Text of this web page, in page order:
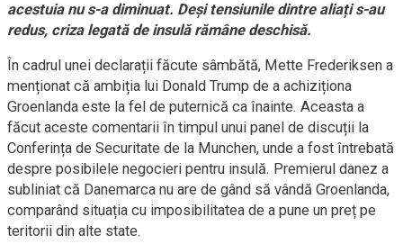
acestuia nu s-a diminuat. Deși tensiunile dintre aliați s-au
redus, criza legată de insulă rămâne deschisă.
În cadrul unei declarații făcute sâmbătă, Mette Frederiksen a
menționat că ambiția lui Donald Trump de a achiziționa
Groenlanda este la fel de puternică ca înainte. Aceasta a
făcut aceste comentarii în timpul unui panel de discuții la
Conferința de Securitate de la Munchen, unde a fost întrebată
despre posibilele negocieri pentru insulă. Premierul danez a
subliniat că Danemarca nu are de gând să vândă Groenlanda,
comparând situația cu imposibilitatea de a pune un preț pe
teritorii din alte state.